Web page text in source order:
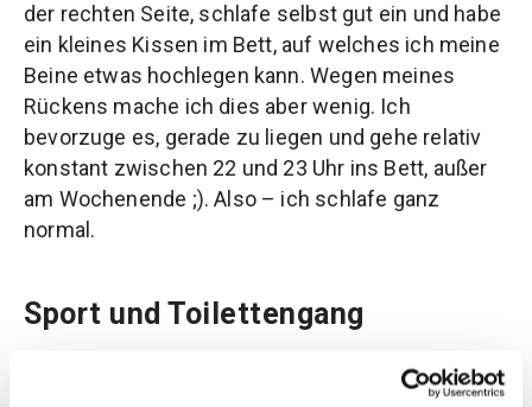
der rechten Seite, schlafe selbst gut ein und habe
ein kleines Kissen im Bett, auf welches ich meine
Beine etwas hochlegen kann. Wegen meines
Rückens mache ich dies aber wenig. Ich
bevorzuge es, gerade zu liegen und gehe relativ
konstant zwischen 22 und 23 Uhr ins Bett, außer
am Wochenende ;). Also – ich schlafe ganz
normal.
Sport und Toilettengang
Ich gehe aktuell 2x die Woche zum Sport. Ich